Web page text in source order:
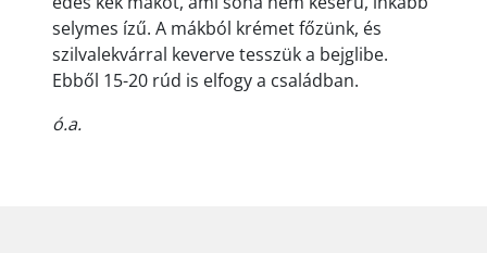
selymes ízű. A mákból krémet főzünk, és
szilvalekvárral keverve tesszük a bejglibe.
Ebből 15-20 rúd is elfogy a családban.
ó.a.